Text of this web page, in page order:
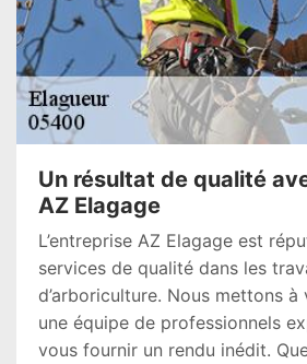
Un résultat de qualité
AZ Elagage
L’entreprise AZ Elagage est
services de qualité dans les
d’arboriculture. Nous mettons
une équipe de professionnels
vous fournir un rendu inédit.